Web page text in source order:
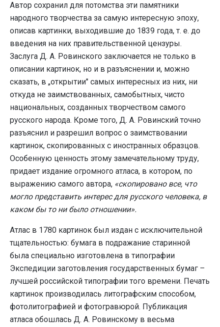
Автор сохранил для потомства эти памятники
народного творчества за самую интересную эпоху,
описав картинки, выходившие до 1839 года, т. е. до
введения на них правительственной цензуры.
Заслуга Д. А. Ровинского заключается не только в
описании картинок, но и в разъяснении и, можно
сказать, в „открытии" самых интересных из них, ни
откуда не заимствованных, самобытных, чисто
национальных, созданных творчеством самого
русского народа. Кроме того, Д. А. Ровинский точно
разъяснил и разрешил вопрос о заимствовании
картинок, скопированных с иностранных образцов.
Особенную ценность этому замечательному труду,
придает издание огромного атласа, в котором, по
выражению самого автора, «скопировано все, что
могло представить интерес для русского человека, в
каком бы то ни было отношении».
Атлас в 1780 картинок был издан с исключительной
тщательностью: бумага в подражание старинной
была специально изготовлена в типографии
Экспедиции заготовления государственных бумаг –
лучшей российской типографии того времени. Печать
картинок производилась литографским способом,
фотолитографией и фотогравюрой. Публикация
атласа обошлась Д. А. Ровинскому в весьма